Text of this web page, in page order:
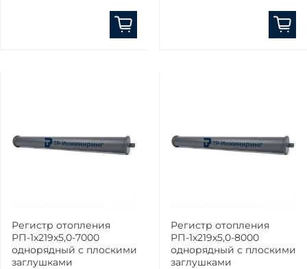
Регистр отопления
РП-1x219x5,0-7000
однорядный с плоскими
заглушками
Регистр отопления
РП-1x219x5,0-8000
однорядный с плоскими
заглушками